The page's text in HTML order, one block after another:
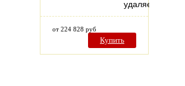
удаляется…
от 224 828 руб
Купить